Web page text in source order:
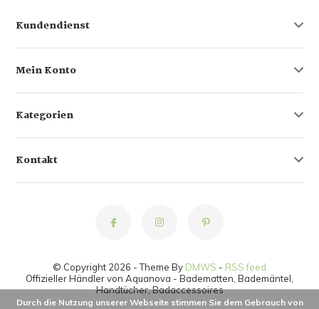
Kundendienst
Mein Konto
Kategorien
Kontakt
© Copyright 2026 - Theme By DMWS - RSS feed
Offizieller Händler von Aquanova - Badematten, Bademäntel,
Handtücher, Badaccessoires
Durch die Nutzung unserer Webseite stimmen Sie dem Gebrauch von